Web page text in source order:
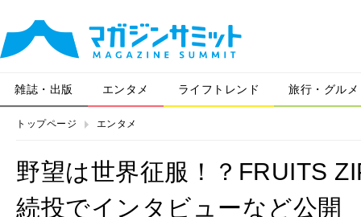
雑誌・出版 エンタメ ライフトレンド 旅行・グルメ
トップページ エンタメ
野望は世界征服！？FRUITS
続投でインタビューなど公開